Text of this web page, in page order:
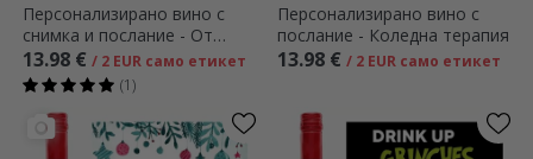
Персонализирано вино с
снимка и послание - От
Дядо Коледа
13.98 € / 2 EUR само етикет
(1)
Персонализирано вино с
послание - Коледна терапия
13.98 € / 2 EUR само етикет